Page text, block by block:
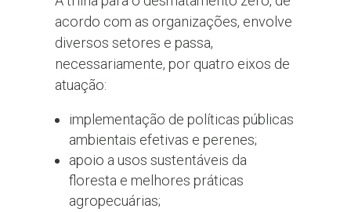
acordo com as organizações, envolve
diversos setores e passa,
necessariamente, por quatro eixos de
atuação:
implementação de políticas públicas
ambientais efetivas e perenes;
apoio a usos sustentáveis da
floresta e melhores práticas
agropecuárias;